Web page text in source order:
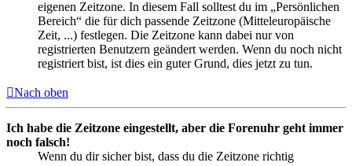
eigenen Zeitzone. In diesem Fall solltest du im „Persönlichen
Bereich“ die für dich passende Zeitzone (Mitteleuropäische
Zeit, ...) festlegen. Die Zeitzone kann dabei nur von
registrierten Benutzern geändert werden. Wenn du noch nicht
registriert bist, ist dies ein guter Grund, dies jetzt zu tun.
Nach oben
Ich habe die Zeitzone eingestellt, aber die Forenuhr geht immer
noch falsch!
Wenn du dir sicher bist, dass du die Zeitzone richtig